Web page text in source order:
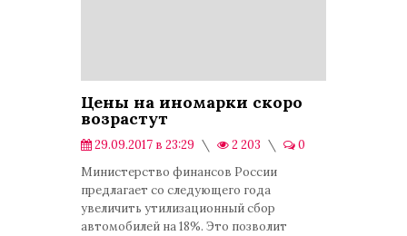
Цены на иномарки скоро
возрастут
29.09.2017 в 23:29 2 203
0
Экономика
Министерство финансов России
предлагает со следующего года
увеличить утилизационный сбор
автомобилей на 18%. Это позволит